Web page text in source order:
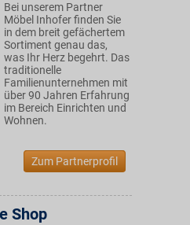
Bei unserem Partner
Möbel Inhofer finden Sie
in dem breit gefächertem
Sortiment genau das,
was Ihr Herz begehrt. Das
traditionelle
Familienunternehmen mit
über 90 Jahren Erfahrung
im Bereich Einrichten und
Wohnen.
Zum Partnerprofil
Shop